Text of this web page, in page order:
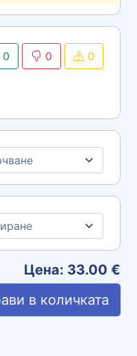
0 0 0
Цена: 33.00 €
в количката